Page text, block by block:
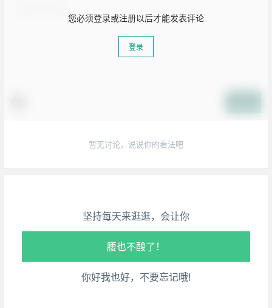
您必须登录或注册以后才能发表评论
登录
暂无讨论，说说你的看法吧
坚持每天来逛逛，会让你
腿也不痛了！
腰也不酸了！
工作也轻松了！
你好我也好，不要忘记哦!